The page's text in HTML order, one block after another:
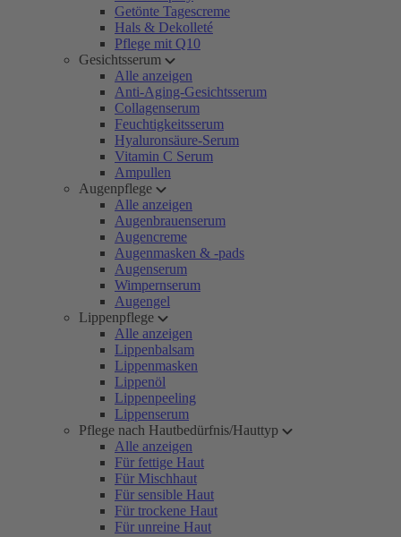
Getönte Tagescreme
Hals & Dekolleté
Pflege mit Q10
Gesichtsserum
Alle anzeigen
Anti-Aging-Gesichtsserum
Collagenserum
Feuchtigkeitsserum
Hyaluronsäure-Serum
Vitamin C Serum
Ampullen
Augenpflege
Alle anzeigen
Augenbrauenserum
Augencreme
Augenmasken & -pads
Augenserum
Wimpernserum
Augengel
Lippenpflege
Alle anzeigen
Lippenbalsam
Lippenmasken
Lippenöl
Lippenpeeling
Lippenserum
Pflege nach Hautbedürfnis/Hauttyp
Alle anzeigen
Für fettige Haut
Für Mischhaut
Für sensible Haut
Für trockene Haut
Für unreine Haut